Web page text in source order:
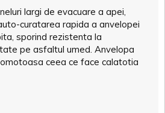
largi de evacuare a apei,
curatarea rapida a anvelopei
sporind rezistenta la
pe asfaltul umed. Anvelopa
ceea ce face calatotia